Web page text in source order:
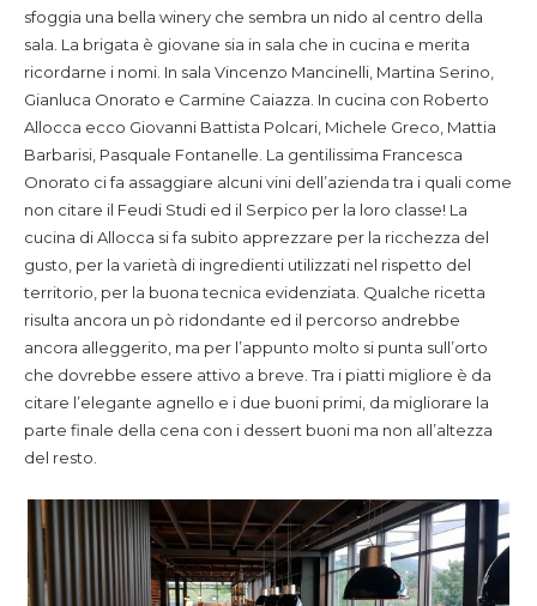
sfoggia una bella winery che sembra un nido al centro della
sala. La brigata è giovane sia in sala che in cucina e merita
ricordarne i nomi. In sala Vincenzo Mancinelli, Martina Serino,
Gianluca Onorato e Carmine Caiazza. In cucina con Roberto
Allocca ecco Giovanni Battista Polcari, Michele Greco, Mattia
Barbarisi, Pasquale Fontanelle. La gentilissima Francesca
Onorato ci fa assaggiare alcuni vini dell’azienda tra i quali come
non citare il Feudi Studi ed il Serpico per la loro classe! La
cucina di Allocca si fa subito apprezzare per la ricchezza del
gusto, per la varietà di ingredienti utilizzati nel rispetto del
territorio, per la buona tecnica evidenziata. Qualche ricetta
risulta ancora un pò ridondante ed il percorso andrebbe
ancora alleggerito, ma per l’appunto molto si punta sull’orto
che dovrebbe essere attivo a breve. Tra i piatti migliore è da
citare l’elegante agnello e i due buoni primi, da migliorare la
parte finale della cena con i dessert buoni ma non all’altezza
del resto.